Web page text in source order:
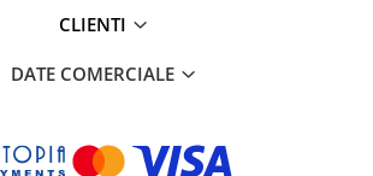
CLIENTI
DATE COMERCIALE